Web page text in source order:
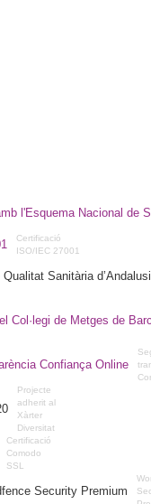
Certificació
ISO/IEC 27001
Projecte
adherit al
Xàrter
Diversitat
Certificació
Comodo
SSL